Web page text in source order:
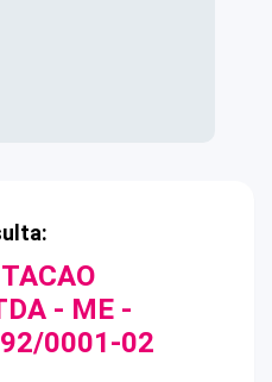
- ME -
0001-02